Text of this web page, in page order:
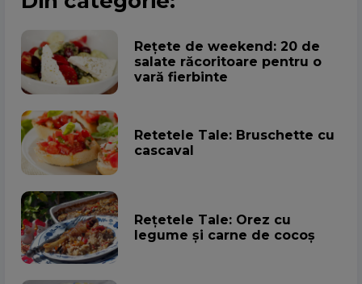
Rețete de weekend: 20 de
salate răcoritoare pentru o
vară fierbinte
Retetele Tale: Bruschette cu
cascaval
Rețetele Tale: Orez cu
legume și carne de cocoș